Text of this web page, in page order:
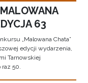
63
„Malowana Chata”
edycji wydarzenia,
Tarnowskiej
raz 50.